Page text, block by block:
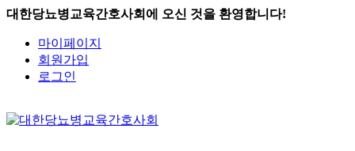
대한당뇨병교육간호사회에 오신 것을 환영합니다!
마이페이지
회원가입
로그인